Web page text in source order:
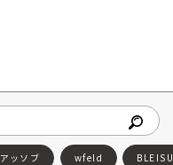
アッソブ wfeld